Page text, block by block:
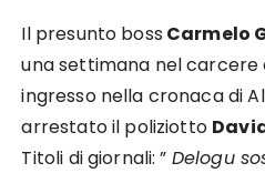
Il presunto boss Carmelo
una settimana nel carcere
ingresso nella cronaca di
arrestato il poliziotto
Titoli di giornali: ” Delogu